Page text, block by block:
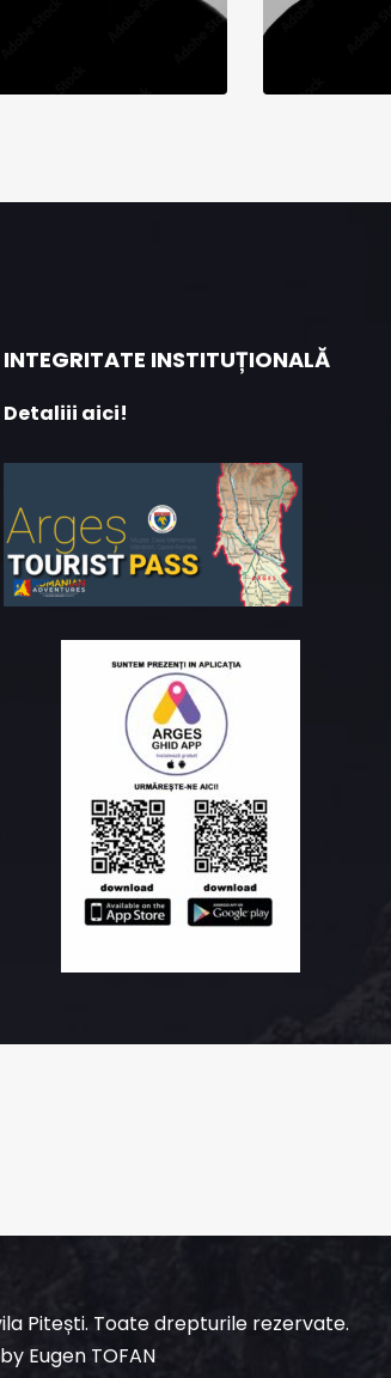
INTEGRITATE INSTITUȚIONALĂ
Detaliii aici!
Pitești. Toate drepturile rezervate.
by Eugen TOFAN